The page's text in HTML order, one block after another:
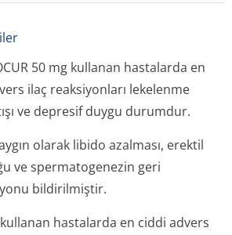
50 mg kullanan hastalarda en
ilaç reaksiyonları lekelenme
ve depresif duygu durumdur.
olarak libido azalması, erektil
ve spermatogenezin geri
bildirilmiştir.
kullanan hastalarda en ciddi advers